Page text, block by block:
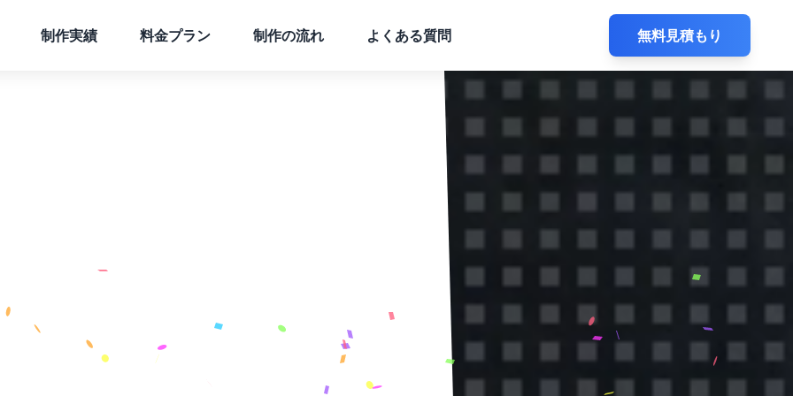
制作実績 料金プラン 制作の流れ よくある質問 無料見積もり